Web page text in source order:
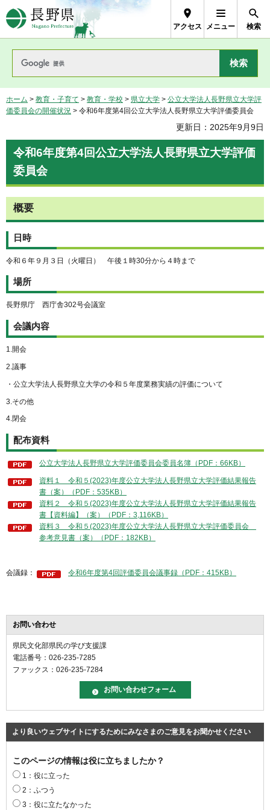
長野県Nagano Prefecture
アクセス メニュー 検索
ホーム > 教育・子育て > 教育・学校 > 県立大学 > 公立大学法人長野県立大学評
価委員会の開催状況 > 令和6年度第4回公立大学法人長野県立大学評価委員会
更新日：2025年9月9日
令和6年度第4回公立大学法人長野県立大学評価
委員会
概要
日時
令和６年９月３日（火曜日） 午後１時30分から４時まで
場所
長野県庁 西庁舎302号会議室
会議内容
1.開会
2.議事
・公立大学法人長野県立大学の令和５年度業務実績の評価について
3.その他
4.閉会
配布資料
公立大学法人長野県立大学評価委員会委員名簿（PDF：66KB）
資料１ 令和５(2023)年度公立大学法人長野県立大学評価結果報告
書（案）（PDF：535KB）
資料２ 令和５(2023)年度公立大学法人長野県立大学評価結果報告
書【資料編】（案）（PDF：3,116KB）
資料３ 令和５(2023)年度公立大学法人長野県立大学評価委員会
参考意見書（案）（PDF：182KB）
会議録： 令和6年度第4回評価委員会議事録（PDF：415KB）
お問い合わせ
県民文化部県民の学び支援課
電話番号：026-235-7285
ファックス：026-235-7284
より良いウェブサイトにするためにみなさまのご意見をお聞かせください
このページの情報は役に立ちましたか？
1：役に立った
2：ふつう
3：役に立たなかった